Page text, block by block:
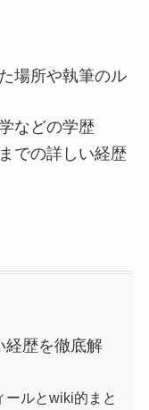
場所や執筆のル
などの学歴
での詳しい経歴
経歴を徹底解
ールとwiki的まと